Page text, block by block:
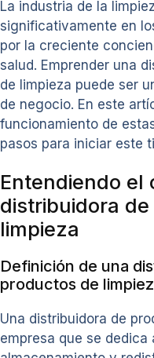
La industria de la
significativamente en
por la creciente
salud. Emprender una
de limpieza puede ser
de negocio. En este
funcionamiento de
pasos para iniciar este
Entendiendo el
distribuidora
limpieza
Definición de una
productos de
Una distribuidora de
empresa que se dedica